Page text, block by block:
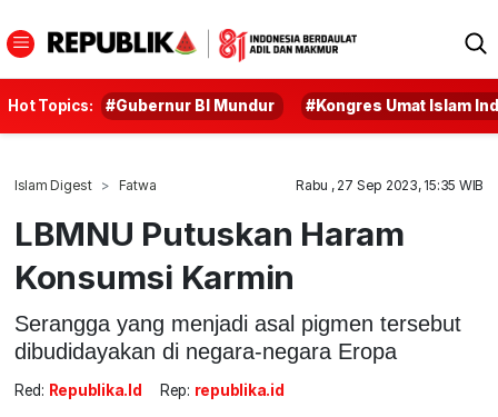
Hot Topics: #Gubernur BI Mundur #Kongres Umat Islam
Islam Digest Fatwa Rabu , 27 Sep 2023, 15:35 WIB
LBMNU Putuskan Haram
Konsumsi Karmin
Serangga yang menjadi asal pigmen tersebut
dibudidayakan di negara-negara Eropa
Red: Republika.id Rep: republika.id